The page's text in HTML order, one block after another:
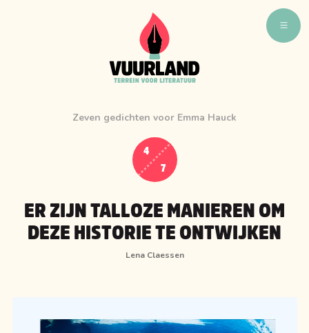
WAT ZIJN WIJ
VUURLAND TALENT
VUURLAND LEEST
BOEKEN
Zeven gedichten voor Emma Hauck
4
7
ER ZIJN TALLOZE MANIEREN OM
DEZE HISTORIE TE ONTWIJKEN
Lena Claessen